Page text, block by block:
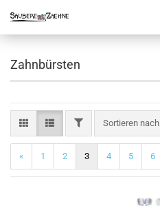
Zahnbürsten
FILTERSortieren nach
Sortieren nach
« 1 2 3 4 5 6